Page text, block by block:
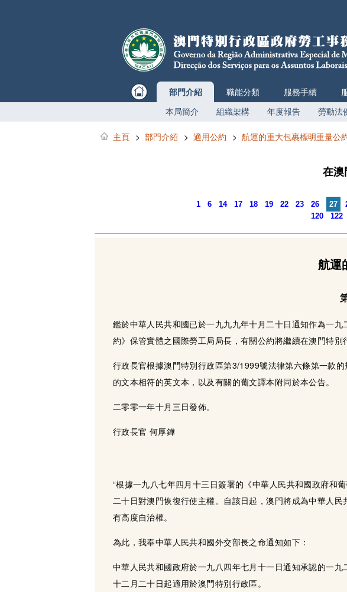
部門介紹
本局簡介
組織架構 年度報告 勞動法
職能分類 服務手續
主頁 > 部門介紹 > 適用公約 > 航運的重大包裹標明重量公
在
1 6 14 17 18 19 22 23 26 27
120
122
航運
鑑於中華人民共和國已於一九九九年十月二十日通知作為一
約》保管實體之國際勞工局局長，有關公約將繼續在澳門特別
行政長官根據澳門特別行政區第3/1999號法律第六條第一款
的文本相符的英文本，以及有關的葡文譯本附同於本公告。
二零零一年十月三日發佈。
行政長官 何厚鏵
“根據一九八七年四月十三日簽署的《中華人民共和國政府和
二十日對澳門恢復行使主權。自該日起，澳門將成為中華人
有高度自治權。
為此，我奉中華人民共和國外交部長之命通知如下：
中華人民共和國政府於一九八四年七月十一日通知承認的一
十二月二十日起適用於澳門特別行政區。